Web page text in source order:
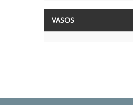
VASOS